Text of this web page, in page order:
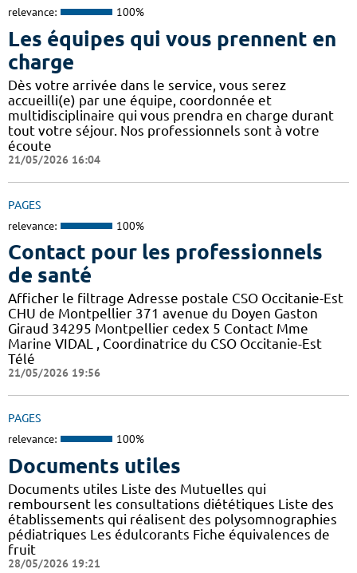
relevance: 100%
Les équipes qui vous prennent en
charge
Dès votre arrivée dans le service, vous serez
accueilli(e) par une équipe, coordonnée et
multidisciplinaire qui vous prendra en charge durant
tout votre séjour. Nos professionnels sont à votre
écoute
21/05/2026 16:04
PAGES
relevance: 100%
Contact pour les professionnels
de santé
Afficher le filtrage Adresse postale CSO Occitanie-Est
CHU de Montpellier 371 avenue du Doyen Gaston
Giraud 34295 Montpellier cedex 5 Contact Mme
Marine VIDAL , Coordinatrice du CSO Occitanie-Est
Télé
21/05/2026 19:56
PAGES
relevance: 100%
Documents utiles
Documents utiles Liste des Mutuelles qui
remboursent les consultations diététiques Liste des
établissements qui réalisent des polysomnographies
pédiatriques Les édulcorants Fiche équivalences de
fruit
28/05/2026 19:21